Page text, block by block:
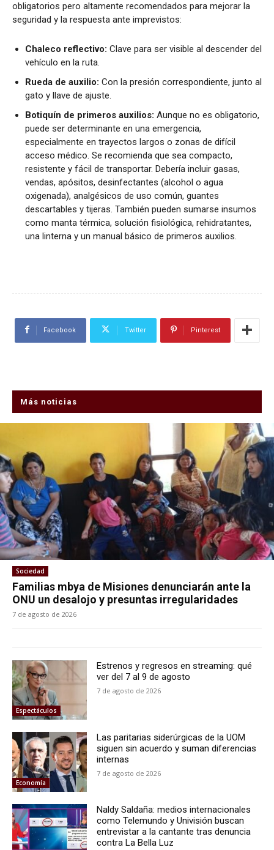
obligatorios pero altamente recomendados para mejorar la
seguridad y la respuesta ante imprevistos:
Chaleco reflectivo: Clave para ser visible al descender del
vehículo en la ruta.
Rueda de auxilio: Con la presión correspondiente, junto al
gato y llave de ajuste.
Botiquín de primeros auxilios: Aunque no es obligatorio,
puede ser determinante en una emergencia,
especialmente en trayectos largos o zonas de difícil
acceso médico. Se recomienda que sea compacto,
resistente y fácil de transportar. Debería incluir gasas,
vendas, apósitos, desinfectantes (alcohol o agua
oxigenada), analgésicos de uso común, guantes
descartables y tijeras. También pueden sumarse insumos
como manta térmica, solución fisiológica, rehidratantes,
una linterna y un manual básico de primeros auxilios.
Facebook Twitter Pinterest
Más noticias
Sociedad
Familias mbya de Misiones denunciarán ante la
ONU un desalojo y presuntas irregularidades
7 de agosto de 2026
Espectáculos
Estrenos y regresos en streaming: qué
ver del 7 al 9 de agosto
7 de agosto de 2026
Economía
Las paritarias siderúrgicas de la UOM
siguen sin acuerdo y suman diferencias
internas
7 de agosto de 2026
Naldy Saldaña: medios internacionales
como Telemundo y Univisión buscan
entrevistar a la cantante tras denuncia
contra La Bella Luz